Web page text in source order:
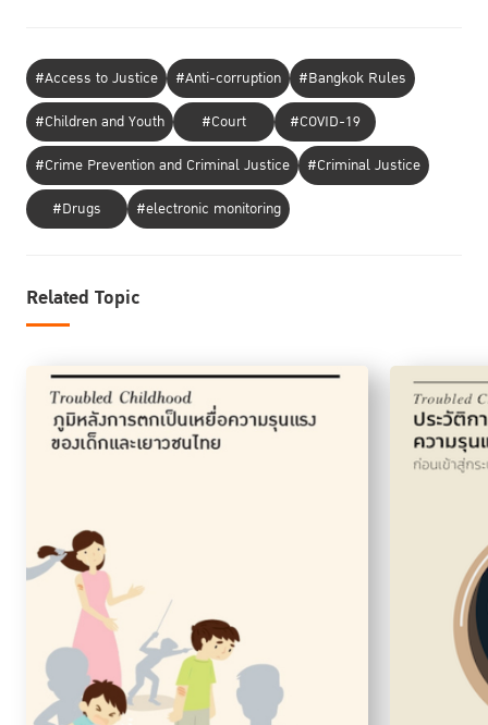
#Access to Justice #Anti-corruption
#Bangkok Rules
#Children and Youth
#Court
#COVID-19
#Crime Prevention and Criminal Justice
#Criminal Justice
#Drugs
#electronic monitoring
Related Topic